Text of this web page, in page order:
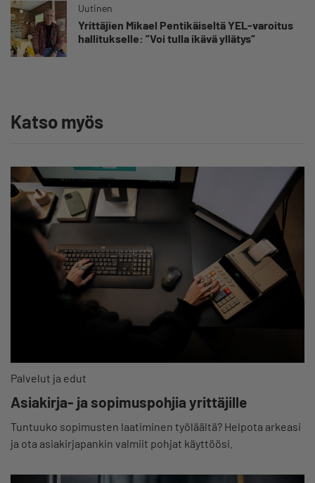
Uutinen
Yrittäjien Mikael Pentikäiseltä YEL-varoitus
hallitukselle: ”Voi tulla ikävä yllätys”
Katso myös
Palvelut ja edut
Asiakirja- ja sopimuspohjia yrittäjille
Tuntuuko sopimusten laatiminen työläältä? Helpota arkeasi
ja ota asiakirjapankin valmiit pohjat käyttöösi.